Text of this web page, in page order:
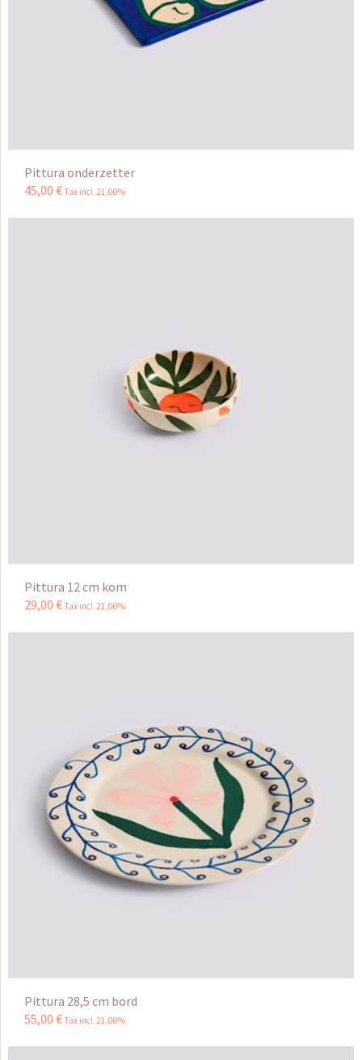
Pittura onderzetter
45,00 € Tax incl 21,00%
Pittura 12 cm kom
29,00 € Tax incl 21,00%
Pittura 28,5 cm bord
55,00 € Tax incl 21,00%